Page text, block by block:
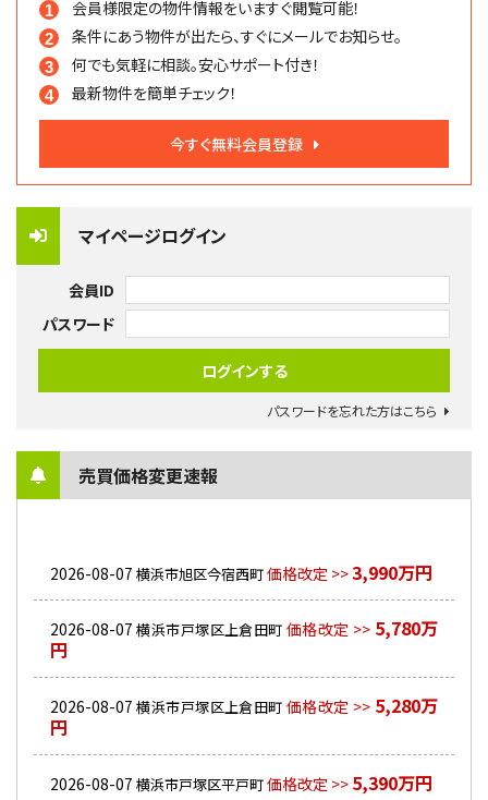
会員様限定の物件情報をいますぐ閲覧可能！
条件にあう物件が出たら、すぐにメールでお知らせ。
何でも気軽に相談。安心サポート付き！
最新物件を簡単チェック！
今すぐ無料会員登録
マイページログイン
会員ID
パスワード
パスワードを忘れた方はこちら
売買価格変更速報
2026-08-07 横浜市旭区今宿西町価格改定 >>3,990万円
2026-08-07 横浜市戸塚区上倉田町 価格改定 >> 5,780万
円
2026-08-07 横浜市戸塚区上倉田町 価格改定 >> 5,280万
円
2026-08-07 横浜市戸塚区平戸町価格改定 >> 5,390万円